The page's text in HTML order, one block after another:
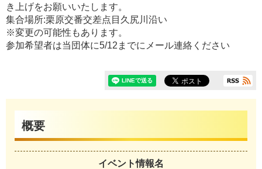
き上げをお願いいたします。
集合場所:栗原交番交差点目久尻川沿い
※変更の可能性もあります。
参加希望者は当団体に5/12までにメール連絡ください
概要
イベント情報名